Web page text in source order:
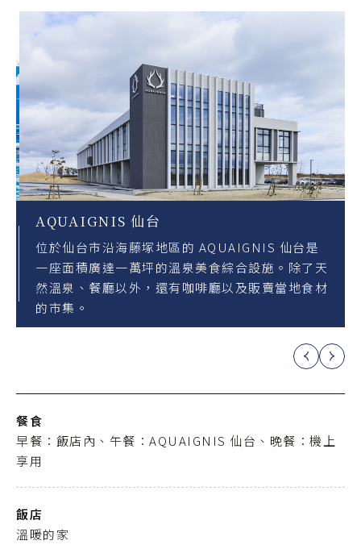
AQUAIGNIS 仙台
位於仙台市沿海藤塚地區的 AQUAIGNIS 仙台是
一座面積廣達一萬坪的溫泉美食綜合設施。除了天
然溫泉、餐廳以外，還有咖啡廳以及販賣當地食材
的市集。
餐食
早餐：飯店內、午餐：AQUAIGNIS 仙台、晚餐：機上
享用
飯店
溫暖的家